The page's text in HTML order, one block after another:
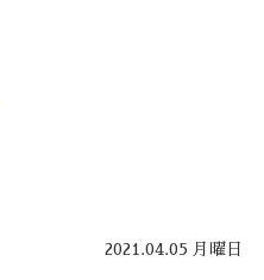
2021.04.05 月曜日